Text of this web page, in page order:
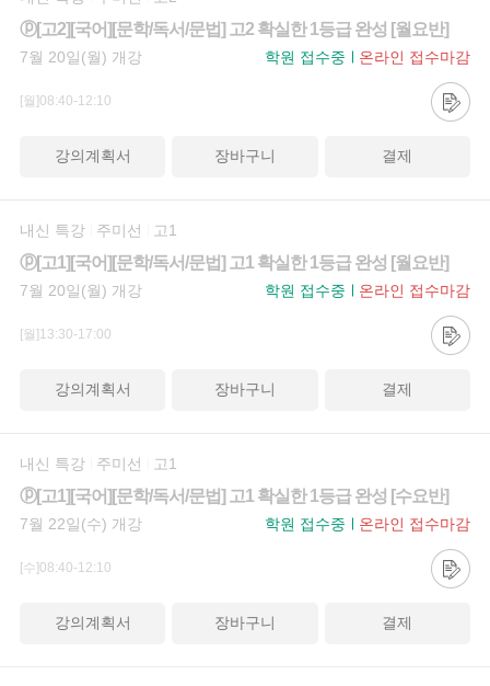
ⓟ[고2][국어][문학/독서/문법] 고2 확실한 1등급 완성 [월요반]
7월 20일(월) 개강 학원 접수중 온라인 접수마감
[월]08:40-12:10
강의계획서 장바구니 결제
내신 특강 주미선 고1
ⓟ[고1][국어][문학/독서/문법] 고1 확실한 1등급 완성 [월요반]
7월 20일(월) 개강 학원 접수중 온라인 접수마감
[월]13:30-17:00
강의계획서 장바구니 결제
내신 특강 주미선 고1
ⓟ[고1][국어][문학/독서/문법] 고1 확실한 1등급 완성 [수요반]
7월 22일(수) 개강 학원 접수중 온라인 접수마감
[수]08:40-12:10
강의계획서 장바구니 결제